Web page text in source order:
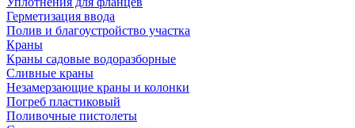
Герметизация ввода
Полив и благоустройство участка
Краны
Краны садовые водоразборные
Сливные краны
Незамерзающие краны и колонки
Погреб пластиковый
Поливочные пистолеты